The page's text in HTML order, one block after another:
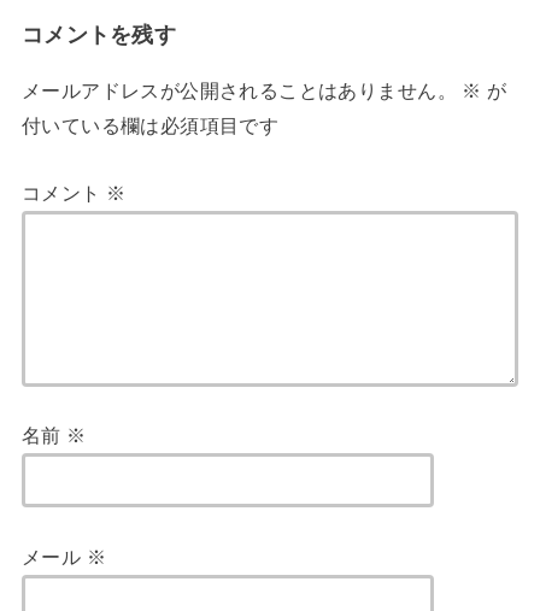
コメントを残す
メールアドレスが公開されることはありません。 ※ が
付いている欄は必須項目です
コメント ※
名前 ※
メール ※